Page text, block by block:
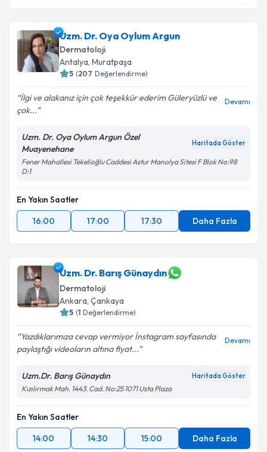
Uzm. Dr. Oya Oylum Argun
Dermatoloji
Antalya, Muratpaşa
5 (207 Değerlendirme)
İlgi ve alakanız için çok teşekkür ederim Güleryüzlü ve
çok...
Devamı
Uzm. Dr. Oya Oylum Argun Özel
Muayenehane
Haritada Göster
Fener Mahallesi Tekelioğlu Caddesi Astur Manolya Sitesi F Blok No:98
D:1
En Yakın Saatler
16:00
17:00 17:30 Daha Fazla
Uzm. Dr. Barış Günaydın
Dermatoloji
Ankara, Çankaya
5 (1 Değerlendirme)
Yazdıklarımıza cevap vermiyor İnstagram sayfasında
paylaştığı videoların altına fiyat...
Devamı
Uzm.Dr. Barış Günaydın Haritada Göster
Kızılırmak Mah. 1443. Cad. No:25 1071 Usta Plaza
En Yakın Saatler
14:00
14:30 15:00 Daha Fazla